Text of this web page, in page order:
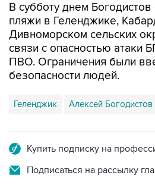
В субботу днем Богодистов
пляжи в Геленджике,
Дивноморском сельских
связи с опасностью атаки
ПВО. Ограничения были
безопасности людей.
Геленджик Алексей Богодистов
Купить подписку на
Подписаться на рассылку